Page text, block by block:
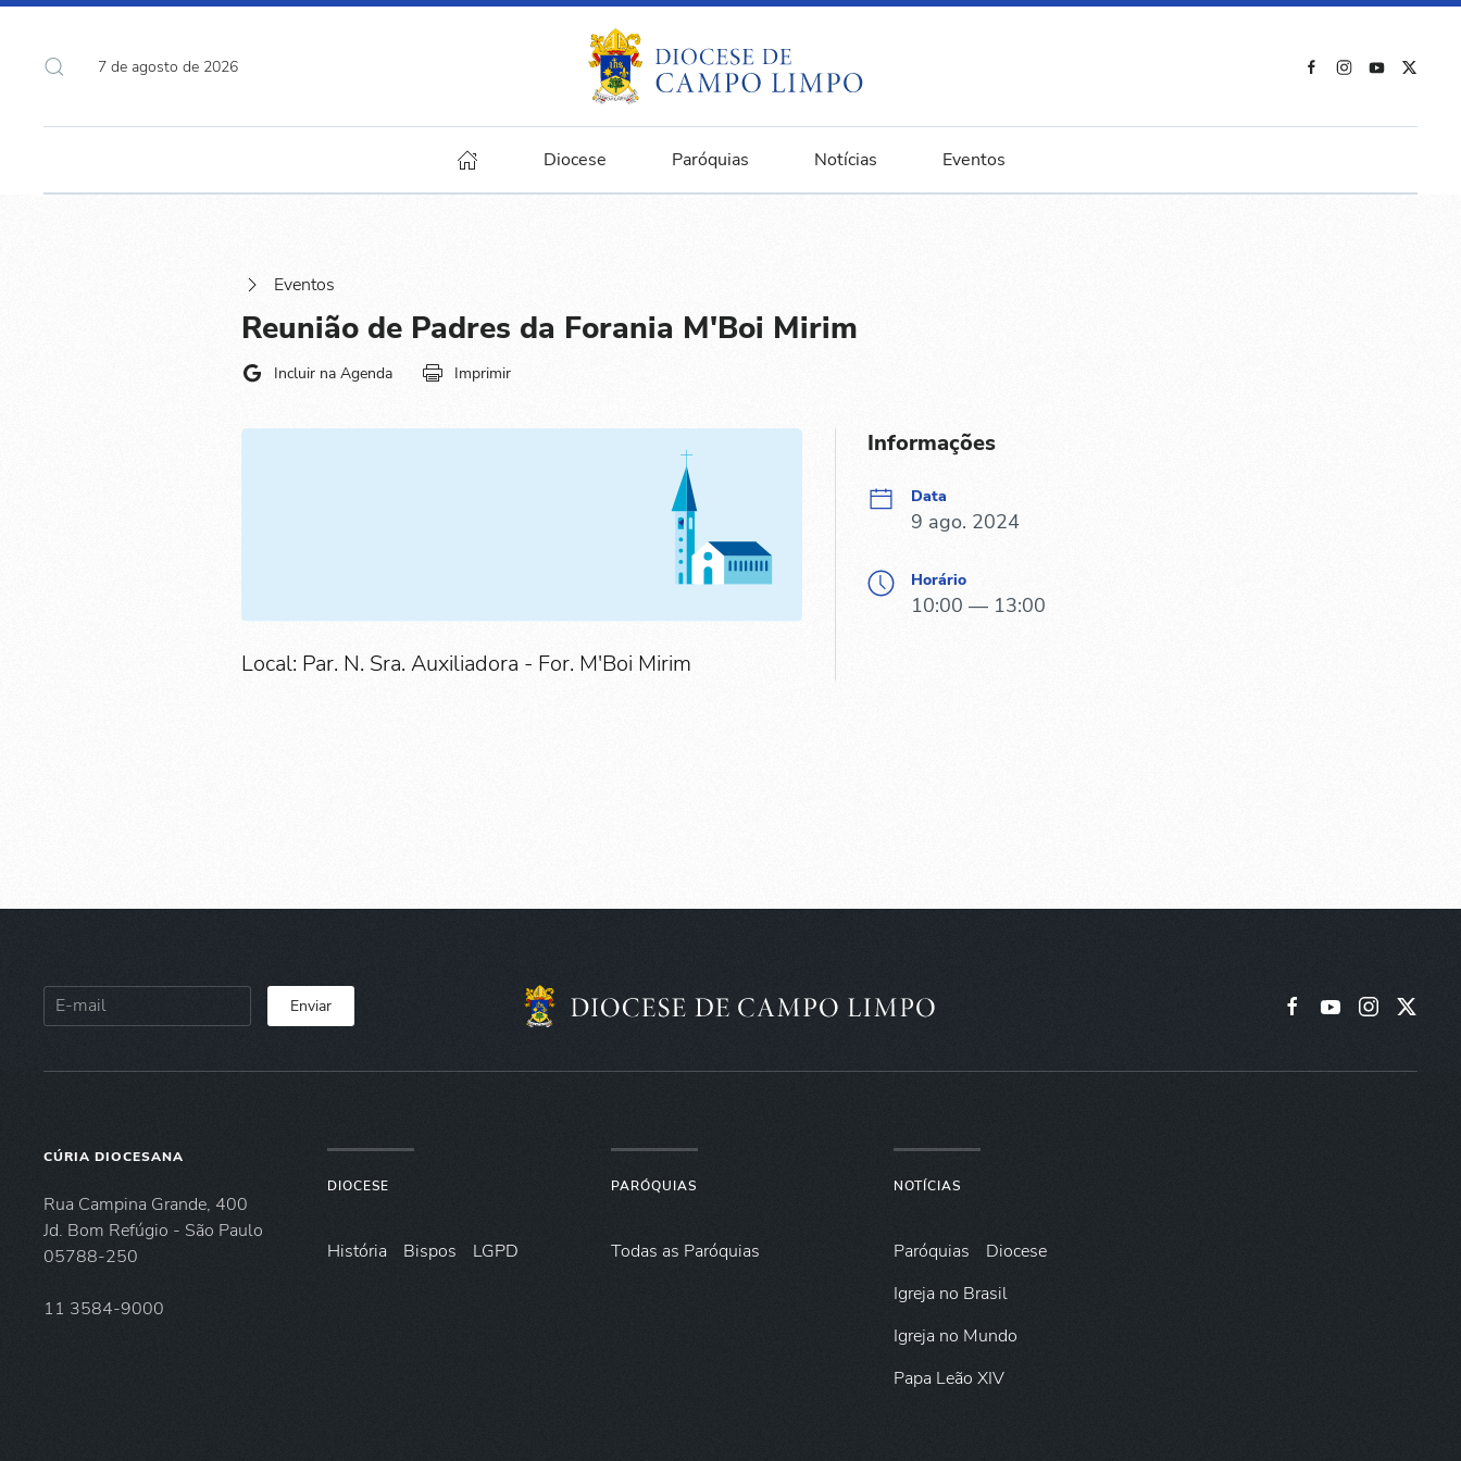
7 de agosto de 2026
Diocese Paróquias Notícias Eventos
Eventos
Reunião de Padres da Forania M'Boi Mirim
Incluir na Agenda Imprimir
Local: Par. N. Sra. Auxiliadora - For. M'Boi Mirim
Informações
Data
9 ago. 2024
Horário
10:00 — 13:00
Enviar
CÚRIA DIOCESANA
Rua Campina Grande, 400
Jd. Bom Refúgio - São Paulo
05788-250
11 3584-9000
DIOCESE
História Bispos LGPD
PARÓQUIAS
Todas as Paróquias
NOTÍCIAS
Paróquias
Diocese
Igreja no Brasil
Igreja no Mundo
Papa Leão XIV